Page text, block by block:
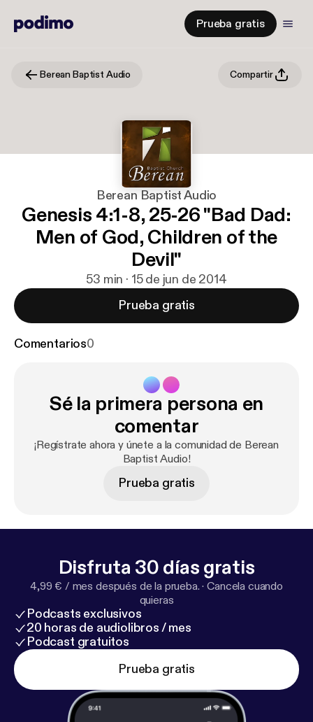
Prueba gratis
Berean Baptist Audio Compartir
Berean Baptist Audio
Genesis 4:1-8, 25-26 "Bad Dad:
Men of God, Children of the
Devil"
53 min · 15 de jun de 2014
Prueba gratis
Comentarios0
Sé la primera persona en
comentar
¡Regístrate ahora y únete a la comunidad de Berean
Baptist Audio!
Prueba gratis
Disfruta 30 días gratis
4,99 € / mes después de la prueba. ·Cancela cuando
quieras
Podcasts exclusivos
20 horas de audiolibros / mes
Podcast gratuitos
Prueba gratis